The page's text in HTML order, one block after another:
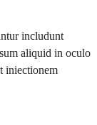
includunt
aliquid in oculo
iniectionem